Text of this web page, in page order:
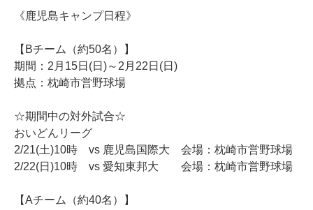
《鹿児島キャンプ日程》
【Bチーム（約50名）】
期間：2月15日(日)～2月22日(日)
拠点： 枕崎市営野球場
☆期間中の対外試合☆
おいどんリーグ
2/21(土)10時 vs 鹿児島国際大 会場：枕崎市営野球場
2/22(日)10時 vs 愛知東邦大 会場：枕崎市営野球場
【Aチーム（約40名）】